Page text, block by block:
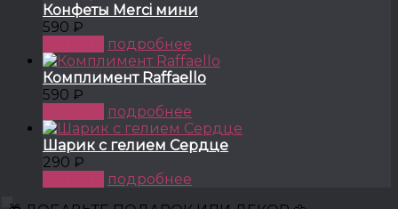
Конфеты Merci мини
590 ₽
подробнее
Комплимент Raffaello
590 ₽
подробнее
Шарик с гелием Сердце
290 ₽
подробнее